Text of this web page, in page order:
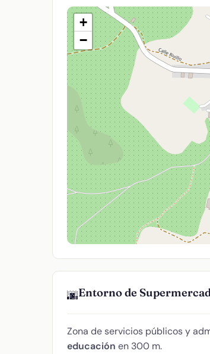
+
−
🌆Entorno de
Zona de servicios públicos y
educación en 300 m.